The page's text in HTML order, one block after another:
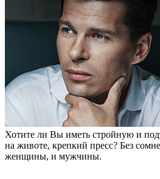
Хотите ли Вы иметь стройную и
на животе, крепкий пресс? Без
женщины, и мужчины.